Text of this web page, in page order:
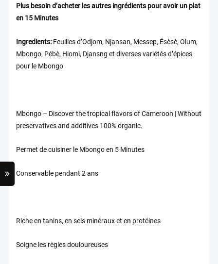
Plus besoin d’acheter les autres ingrédients pour avoir un plat
en 15 Minutes
Ingredients: Feuilles d’Odjom, Njansan, Messep, Ésèsè, Olum,
Mbongo, Pébè, Hiomi, Djansng et diverses variétés d’épices
pour le Mbongo
Mbongo – Discover the tropical flavors of Cameroon | Without
preservatives and additives 100% organic.
Permet de cuisiner le Mbongo en 5 Minutes
Conservable pendant 2 ans
Riche en tanins, en sels minéraux et en protéines
Soigne les règles douloureuses